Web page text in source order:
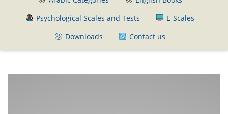
Psychological Scales and Tests
E-Scales
Downloads
Contact us